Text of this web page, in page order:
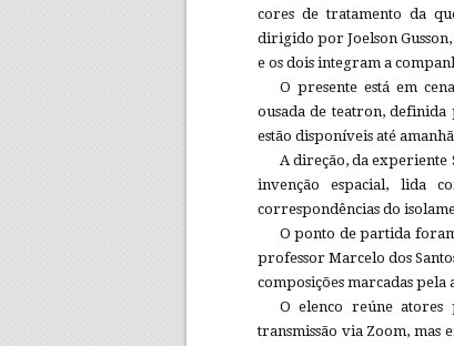
cores de tratamento da
dirigido por Joelson
e os dois integram a
O presente está em
ousada de teatron, definida
estão disponíveis até
A direção, da experiente
invenção espacial, lida
correspondências do
O ponto de partida
professor Marcelo dos
composições marcadas pela
O elenco reúne atores
transmissão via Zoom, mas